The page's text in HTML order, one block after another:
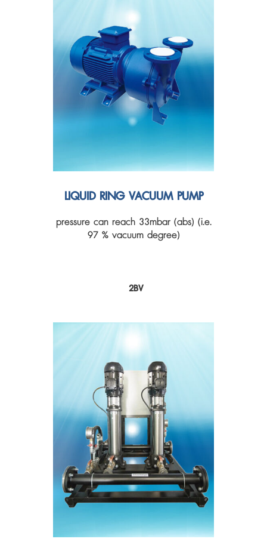
LIQUID RING VACUUM PUMP
pressure can reach 33mbar (abs) (i.e.
97 % vacuum degree)
2BV